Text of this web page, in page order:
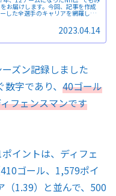
お届けします。今回、記事を作成
した全選手のキャリアを網羅した
いのかな、ふと思いました。
2023.04.14
ズン記録しました
字であり、 40ゴール
フェンスマンです
イントは、ディフェ
410ゴール、1,579ポイ
（1.39）と並んで、500